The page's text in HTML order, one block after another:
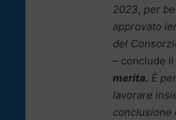
2023, per
approvato
del
– conclude
merita. È
lavorare
conclusione